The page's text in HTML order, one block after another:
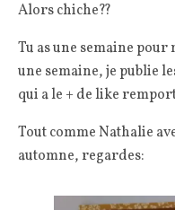
Alors chiche??
Tu as une semaine pour
une semaine, je publie
qui a le + de like
Tout comme Nathalie
automne, regardes: